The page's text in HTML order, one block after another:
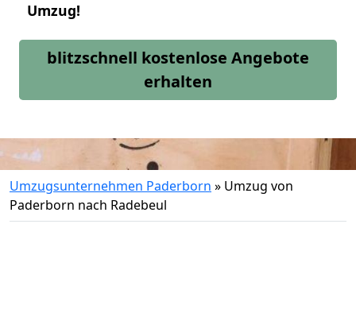
Umzug!
blitzschnell kostenlose Angebote
erhalten
Umzugsunternehmen Paderborn » Umzug von
Paderborn nach Radebeul